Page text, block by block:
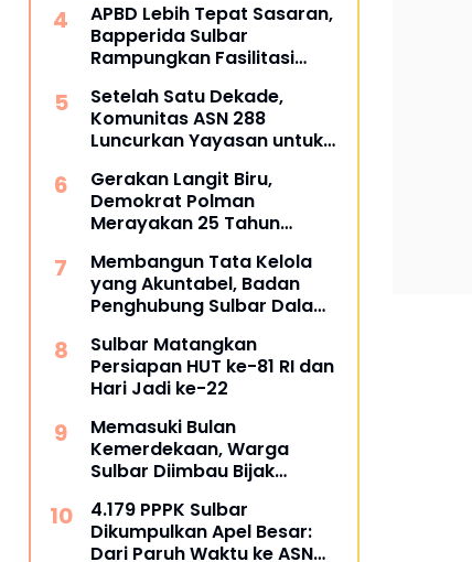
APBD Lebih Tepat Sasaran,
Bapperida Sulbar
Rampungkan Fasilitasi
Setelah Satu Dekade,
Komunitas ASN 288
Luncurkan Yayasan untuk
Kesehatan
Gerakan Langit Biru,
Demokrat Polman
Merayakan 25 Tahun
Pantai Palippis
Membangun Tata Kelola
yang Akuntabel, Badan
Penghubung Sulbar Dalami
Jasa
Sulbar Matangkan
Persiapan HUT ke-81 RI dan
Hari Jadi ke-22
Memasuki Bulan
Kemerdekaan, Warga
Sulbar Diimbau Bijak
4.179 PPPK Sulbar
Dikumpulkan Apel Besar:
Dari Paruh Waktu ke ASN